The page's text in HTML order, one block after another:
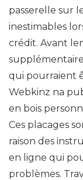
passerelle sur
inestimables
crédit. Avant
qui pourraient
Webkinz na
en bois
Ces placages
raison des
en ligne qui
problèmes.